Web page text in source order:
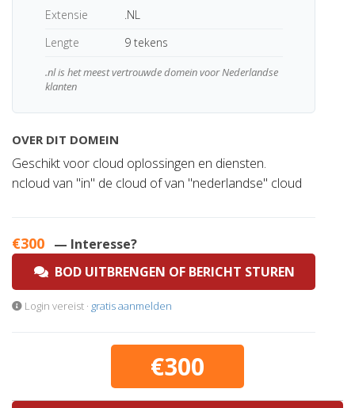
Extensie
.NL
Lengte
9 tekens
.nl is het meest vertrouwde domein voor Nederlandse
klanten
OVER DIT DOMEIN
Geschikt voor cloud oplossingen en diensten.
ncloud van "in" de cloud of van "nederlandse" cloud
€300 — Interesse?
BOD UITBRENGEN OF BERICHT STUREN
Login vereist · gratis aanmelden
€300